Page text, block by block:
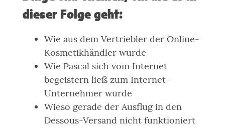
dieser Folge geht:
Wie aus dem Vertriebler der Online-
Kosmetikhändler wurde
Wie Pascal sich vom Internet
begeistern ließ zum Internet-
Unternehmer wurde
Wieso gerade der Ausflug in den
Dessous-Versand nicht funktioniert